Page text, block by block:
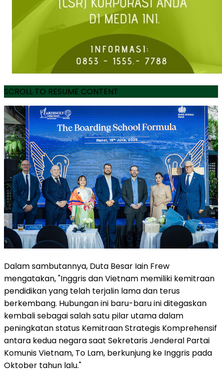
SCROLL TO RESUME CONTENT
Dalam sambutannya, Duta Besar Iain Frew
mengatakan, "Inggris dan Vietnam memiliki kemitraan
pendidikan yang telah terjalin lama dan terus
berkembang. Hubungan ini baru-baru ini ditegaskan
kembali sebagai salah satu pilar utama dalam
peningkatan status Kemitraan Strategis Komprehensif
antara kedua negara saat Sekretaris Jenderal Partai
Komunis Vietnam, To Lam, berkunjung ke Inggris pada
Oktober tahun lalu."